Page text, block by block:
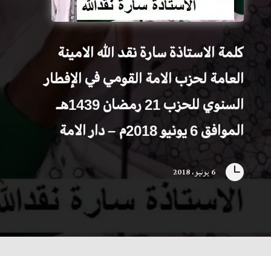
كلمة الاستاذة سارة نقد الله الامينة
العامة لحزب الامة القومي في الإفطار
السنوي للحزب 21 رمضان 1439هـ
الموافق 6 يونيو 2018م – دار الامة
 6 يونيو، 2018